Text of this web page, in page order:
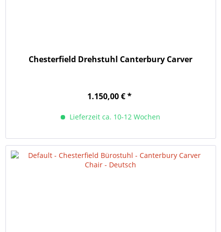
Chesterfield Drehstuhl Canterbury Carver
1.150,00 € *
Lieferzeit ca. 10-12 Wochen